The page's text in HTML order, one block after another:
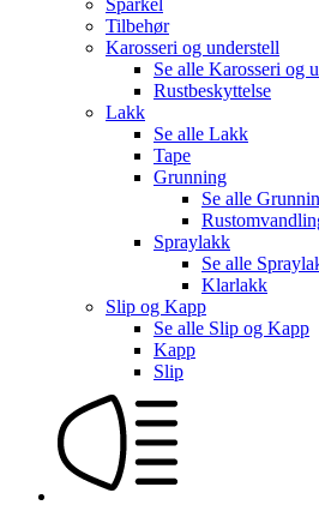
Tilbehør
Karosseri og understell
Se alle Karosseri og
Rustbeskyttelse
Lakk
Se alle Lakk
Tape
Grunning
Se alle
Spraylakk
Se alle
Klarlakk
Slip og Kapp
Se alle Slip og Kapp
Kapp
Slip